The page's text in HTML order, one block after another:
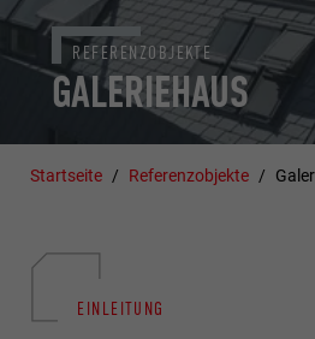
GALERIEHAUS
REFERENZOBJEKTE
Startseite Referenzobjekte
EINLEITUNG